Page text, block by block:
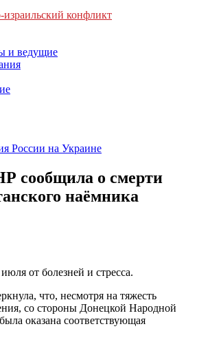
израильский конфликт
и ведущие
России на Украине
сообщила о смерти
наёмника
от болезней и стресса.
что, несмотря на тяжесть
со стороны Донецкой Народной
оказана соответствующая